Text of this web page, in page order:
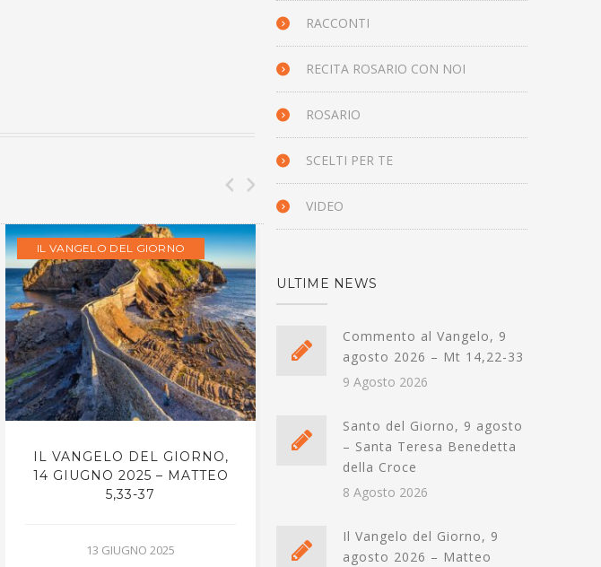
IL VANGELO DEL GIORNO
IL VANGELO DEL GIORNO,
14 GIUGNO 2025 – MATTEO
5,33-37
13 GIUGNO 2025
IL VANGELO DEL GIORNO,
14 GIUGNO 2024 – MATTEO
5,27-32
13 GIUGNO 2024
RACCONTI
RECITA ROSARIO CON NOI
ROSARIO
SCELTI PER TE
VIDEO
ULTIME NEWS
Commento al Vangelo, 9
agosto 2026 – Mt 14,22-33
9 Agosto 2026
Santo del Giorno, 9 agosto
– Santa Teresa Benedetta
della Croce
8 Agosto 2026
Il Vangelo del Giorno, 9
agosto 2026 – Matteo